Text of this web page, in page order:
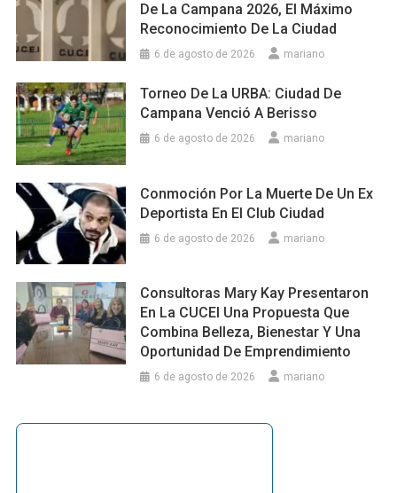
De La Campana 2026, El Máximo
Reconocimiento De La Ciudad
6 de agosto de 2026 mariano
Torneo De La URBA: Ciudad De
Campana Venció A Berisso
6 de agosto de 2026 mariano
Conmoción Por La Muerte De Un Ex
Deportista En El Club Ciudad
6 de agosto de 2026 mariano
Consultoras Mary Kay Presentaron
En La CUCEI Una Propuesta Que
Combina Belleza, Bienestar Y Una
Oportunidad De Emprendimiento
6 de agosto de 2026 mariano